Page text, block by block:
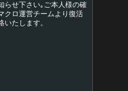
らせ下さい｡ご本人様の確
クロ運営チームより復活
たします。